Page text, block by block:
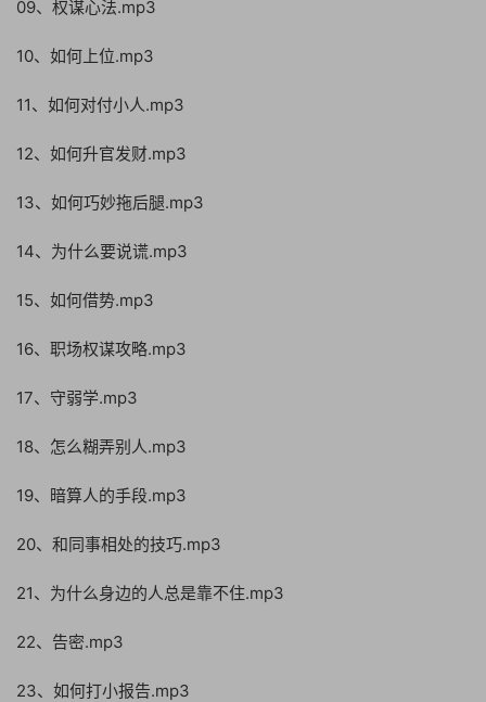
09、权谋心法.mp3
10、如何上位.mp3
11、如何对付小人.mp3
12、如何升官发财.mp3
13、如何巧妙拖后腿.mp3
14、为什么要说谎.mp3
15、如何借势.mp3
16、职场权谋攻略.mp3
17、守弱学.mp3
18、怎么糊弄别人.mp3
19、暗算人的手段.mp3
20、和同事相处的技巧.mp3
21、为什么身边的人总是靠不住.mp3
22、告密.mp3
23、如何打小报告.mp3